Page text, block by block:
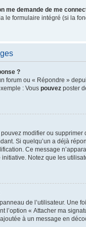
me demande de me
le formulaire intégré (si la
?
forum ou « Répondre »
: Vous pouvez poster
modifier ou
Si quelqu’un a déjà
Ce message
Notez que les
de l’utilisateur. Une
l’option « Attacher ma
à un message en